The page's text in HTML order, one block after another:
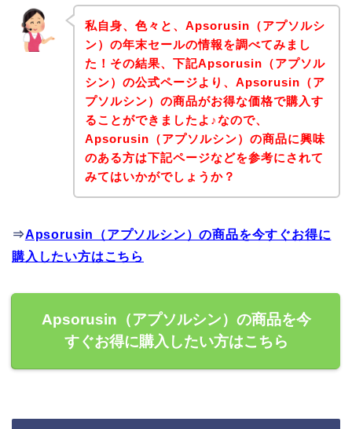
私自身、色々と、Apsorusin（アプソルシ
ン）の年末セールの情報を調べてみまし
た！その結果、下記Apsorusin（アプソル
シン）の公式ページより、Apsorusin（ア
プソルシン）の商品がお得な価格で購入す
ることができましたよ♪なので、
Apsorusin（アプソルシン）の商品に興味
のある方は下記ページなどを参考にされて
みてはいかがでしょうか？
⇒Apsorusin（アプソルシン）の商品を今すぐお得に
購入したい方はこちら
Apsorusin（アプソルシン）の商品を今
すぐお得に購入したい方はこちら